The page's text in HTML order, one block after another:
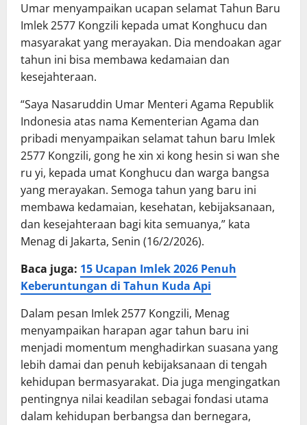
Umar menyampaikan ucapan selamatTahun Baru
Imlek2577 Kongzili kepada umat Konghucu dan
masyarakat yang merayakan. Dia mendoakan agar
tahun ini bisa membawa kedamaian dan
kesejahteraan.
“Saya Nasaruddin Umar Menteri Agama Republik
Indonesia atas nama Kementerian Agama dan
pribadi menyampaikan selamat tahun baru Imlek
2577 Kongzili, gong he xin xi kong hesin si wan she
ru yi, kepada umat Konghucu dan warga bangsa
yang merayakan. Semoga tahun yang baru ini
membawa kedamaian, kesehatan, kebijaksanaan,
dan kesejahteraan bagi kita semuanya,” kata
Menag di Jakarta, Senin (16/2/2026).
Baca juga: 15 Ucapan Imlek 2026 Penuh
Keberuntungan di Tahun Kuda Api
Dalam pesan Imlek 2577 Kongzili, Menag
menyampaikan harapan agar tahun baru ini
menjadi momentum menghadirkan suasana yang
lebih damai dan penuh kebijaksanaan di tengah
kehidupan bermasyarakat. Dia juga mengingatkan
pentingnya nilai keadilan sebagai fondasi utama
dalam kehidupan berbangsa dan bernegara,